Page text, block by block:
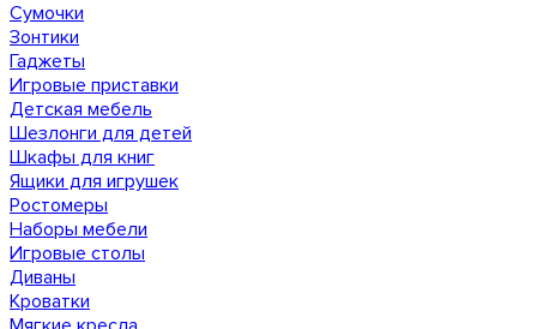
Сумочки
Зонтики
Гаджеты
Игровые приставки
Детская мебель
Шезлонги для детей
Шкафы для книг
Ящики для игрушек
Ростомеры
Наборы мебели
Игровые столы
Диваны
Кроватки